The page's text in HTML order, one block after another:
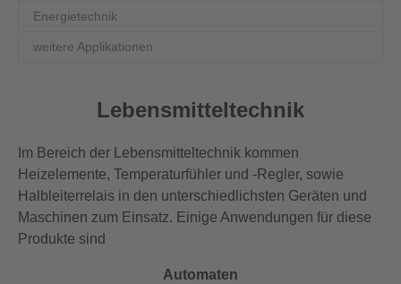
Lebensmitteltechnik
Im Bereich der Lebensmitteltechnik kommen
Heizelemente, Temperaturfühler und -Regler, sowie
Halbleiterrelais in den unterschiedlichsten Geräten und
Maschinen zum Einsatz. Einige Anwendungen für diese
Produkte sind
Automaten
Energietechnik
weitere Applikationen